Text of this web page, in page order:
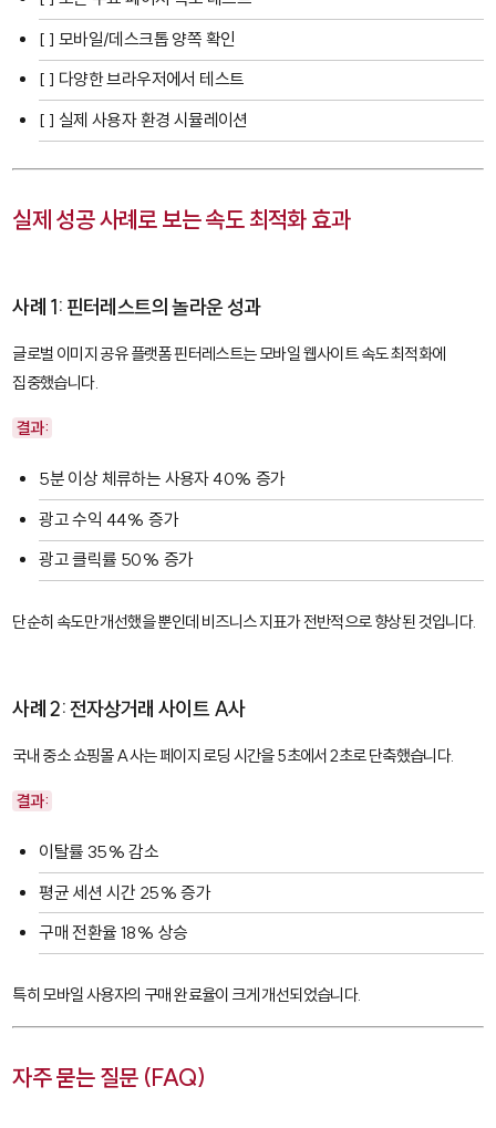
[ ] 모바일/데스크톱 양쪽 확인
[ ] 다양한 브라우저에서 테스트
[ ] 실제 사용자 환경 시뮬레이션
실제 성공 사례로 보는 속도 최적화 효과
사례 1: 핀터레스트의 놀라운 성과
글로벌 이미지 공유 플랫폼 핀터레스트는 모바일 웹사이트 속도 최적화에
집중했습니다.
결과:
5분 이상 체류하는 사용자 40% 증가
광고 수익 44% 증가
광고 클릭률 50% 증가
단순히 속도만 개선했을 뿐인데 비즈니스 지표가 전반적으로 향상된 것입니다.
사례 2: 전자상거래 사이트 A사
국내 중소 쇼핑몰 A사는 페이지 로딩 시간을 5초에서 2초로 단축했습니다.
결과:
이탈률 35% 감소
평균 세션 시간 25% 증가
구매 전환율 18% 상승
특히 모바일 사용자의 구매 완료율이 크게 개선되었습니다.
자주 묻는 질문 (FAQ)